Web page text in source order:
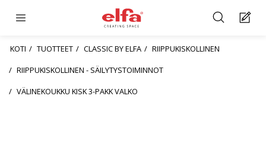
KOTI TUOTTEET CLASSIC BY ELFA
RIIPPUKISKOLLINEN
RIIPPUKISKOLLINEN - SÄILYTYSTOIMINNOT
VÄLINEKOUKKU KISK 3-PAKK VALKO